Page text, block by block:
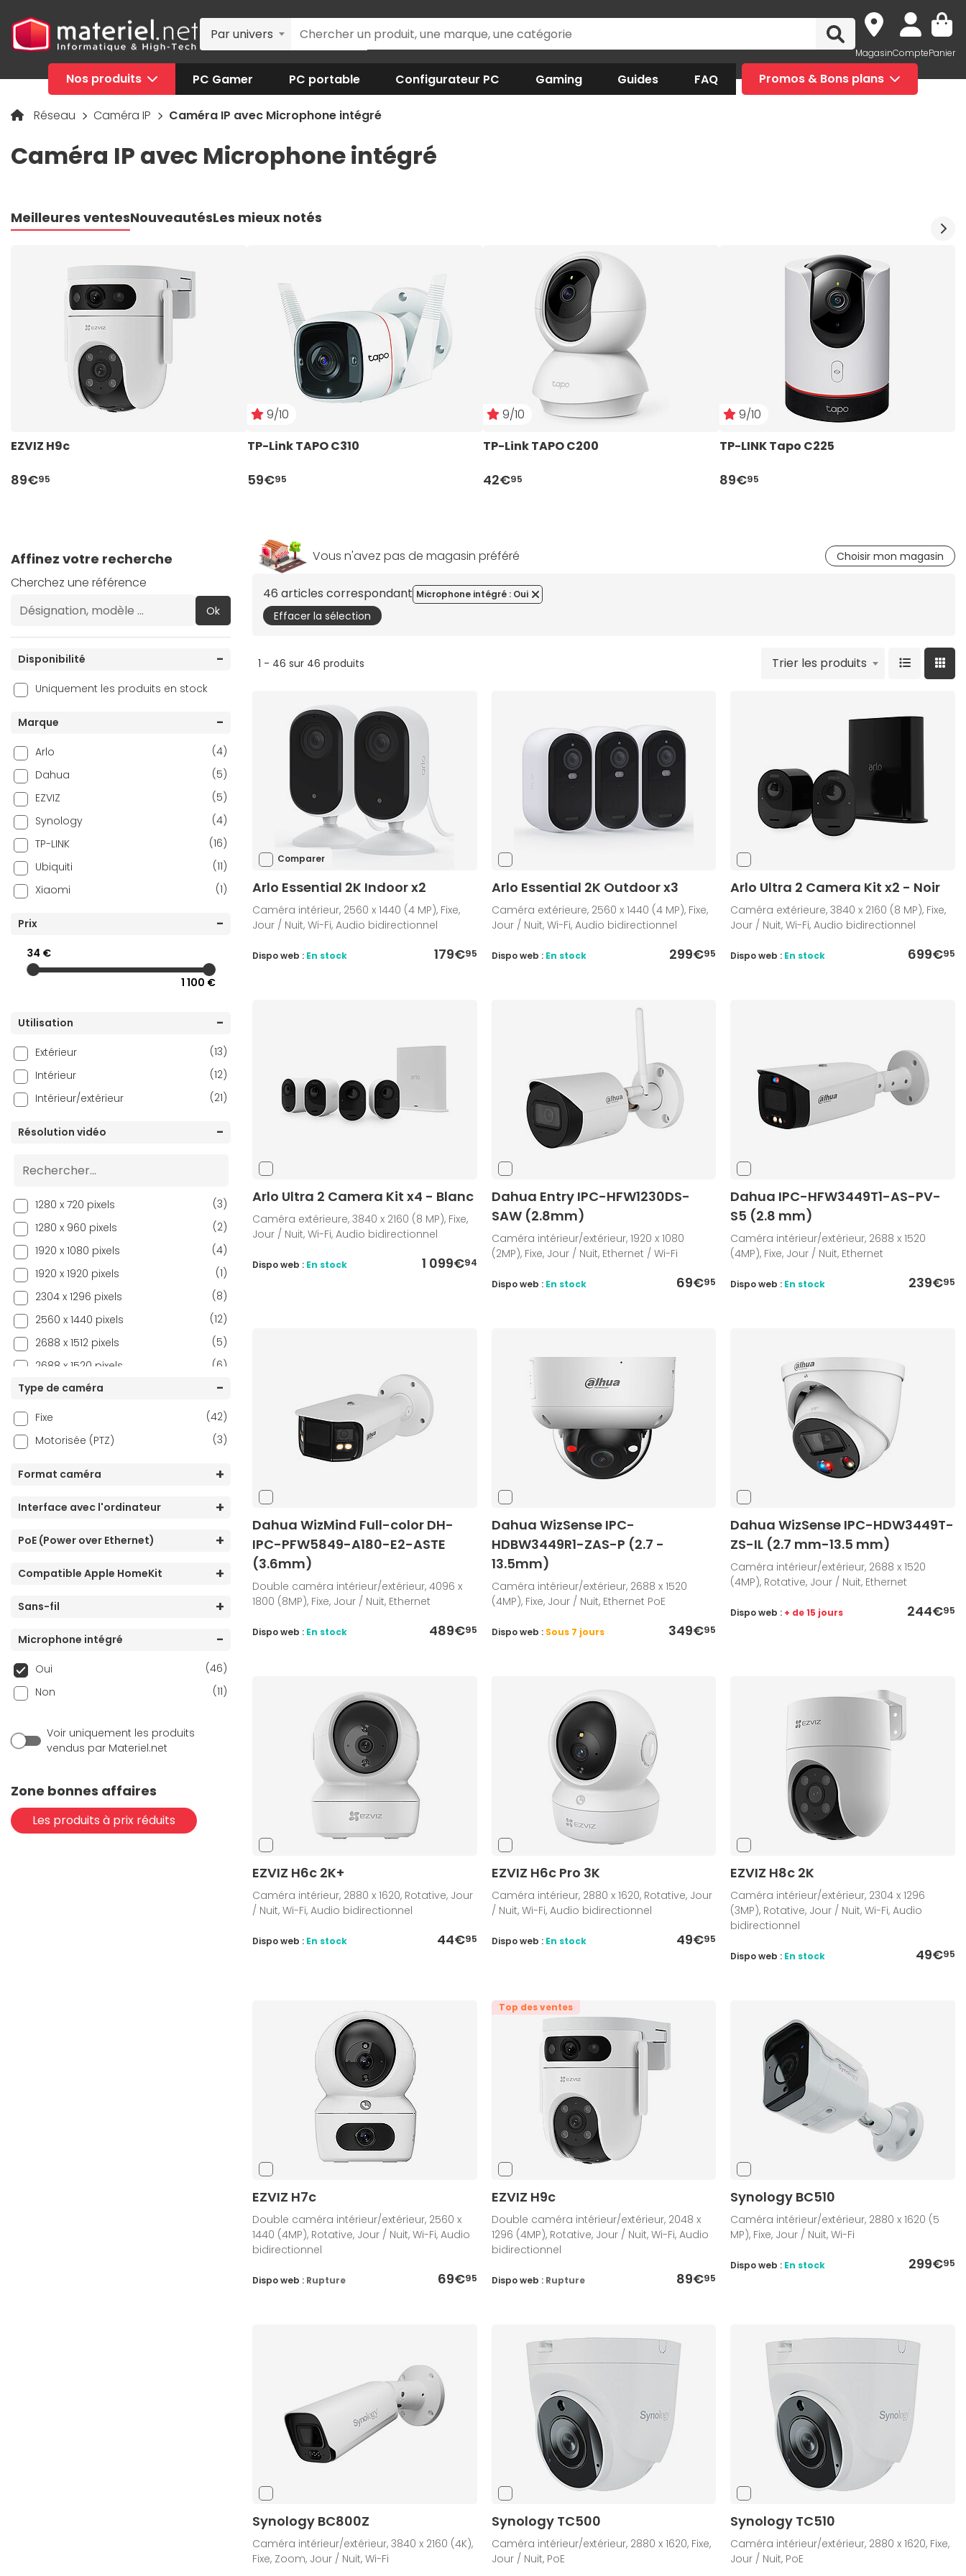
Par univers
MagasinComptePanier
Nos produits PC Gamer PC portable Configurateur PC Gaming Guides FAQ Promos & Bons plans
Réseau Caméra IP Caméra IP avec Microphone intégré
Caméra IP avec Microphone intégré
Meilleures ventesNouveautésLes mieux notés
EZVIZ H9c
89€95
9/10
TP-Link TAPO C310
59€95
9/10
TP-Link TAPO C200
42€95
9/10
TP-LINK Tapo C225
89€95
Affinez votre recherche
Cherchez une référence
Ok
Disponibilité
Uniquement les produits en stock
Marque
Arlo
(4)
Dahua
(5)
EZVIZ
(5)
Synology
(4)
TP-LINK
(16)
Ubiquiti
(11)
Xiaomi
(1)
Prix
34 €
1 100 €
Utilisation
Extérieur
(13)
Intérieur
(12)
Intérieur/extérieur
(21)
Résolution vidéo
1280 x 720 pixels
(3)
1280 x 960 pixels
(2)
1920 x 1080 pixels
(4)
1920 x 1920 pixels
(1)
2304 x 1296 pixels
(8)
2560 x 1440 pixels
(12)
2688 x 1512 pixels
(5)
2688 x 1520 pixels
(6)
2880 x 1620 pixels
(4)
3840 x 1080 pixels
(1)
3840 x 1680 pixels
(1)
4096 x 1800 pixels
(1)
640 x 360 pixels
(2)
Type de caméra
Fixe
(42)
Motorisée (PTZ)
(3)
Format caméra
Interface avec l'ordinateur
PoE (Power over Ethernet)
Compatible Apple HomeKit
Sans-fil
Microphone intégré
Oui
(46)
Non
(11)
Voir uniquement les produits
vendus par Materiel.net
Zone bonnes affaires
Les produits à prix réduits
Vous n'avez pas de magasin préféré Choisir mon magasin
46 articles correspondant
Effacer la sélection
Microphone intégré : Oui
1 - 46 sur 46 produits Trier les produits
Comparer
Arlo Essential 2K Indoor x2
Caméra intérieur, 2560 x 1440 (4 MP), Fixe,
Jour / Nuit, Wi-Fi, Audio bidirectionnel
179€95
Dispo web : En stock
Arlo Essential 2K Outdoor x3
Caméra extérieure, 2560 x 1440 (4 MP), Fixe,
Jour / Nuit, Wi-Fi, Audio bidirectionnel
299€95
Dispo web : En stock
Arlo Ultra 2 Camera Kit x2 - Noir
Caméra extérieure, 3840 x 2160 (8 MP), Fixe,
Jour / Nuit, Wi-Fi, Audio bidirectionnel
699€95
Dispo web : En stock
Arlo Ultra 2 Camera Kit x4 - Blanc
Caméra extérieure, 3840 x 2160 (8 MP), Fixe,
Jour / Nuit, Wi-Fi, Audio bidirectionnel
1 099€94
Dispo web : En stock
Dahua Entry IPC-HFW1230DS-
SAW (2.8mm)
Caméra intérieur/extérieur, 1920 x 1080
(2MP), Fixe, Jour / Nuit, Ethernet / Wi-Fi
69€95
Dispo web : En stock
Dahua IPC-HFW3449T1-AS-PV-
S5 (2.8 mm)
Caméra intérieur/extérieur, 2688 x 1520
(4MP), Fixe, Jour / Nuit, Ethernet
239€95
Dispo web : En stock
Dahua WizMind Full-color DH-
IPC-PFW5849-A180-E2-ASTE
(3.6mm)
Double caméra intérieur/extérieur, 4096 x
1800 (8MP), Fixe, Jour / Nuit, Ethernet
489€95
Dispo web : En stock
Dahua WizSense IPC-
HDBW3449R1-ZAS-P (2.7 -
13.5mm)
Caméra intérieur/extérieur, 2688 x 1520
(4MP), Fixe, Jour / Nuit, Ethernet PoE
349€95
Dispo web : Sous 7 jours
Dahua WizSense IPC-HDW3449T-
ZS-IL (2.7 mm-13.5 mm)
Caméra intérieur/extérieur, 2688 x 1520
(4MP), Rotative, Jour / Nuit, Ethernet
244€95
Dispo web : + de 15 jours
EZVIZ H6c 2K+
Caméra intérieur, 2880 x 1620, Rotative, Jour
/ Nuit, Wi-Fi, Audio bidirectionnel
44€95
Dispo web : En stock
EZVIZ H6c Pro 3K
Caméra intérieur, 2880 x 1620, Rotative, Jour
/ Nuit, Wi-Fi, Audio bidirectionnel
49€95
Dispo web : En stock
EZVIZ H8c 2K
Caméra intérieur/extérieur, 2304 x 1296
(3MP), Rotative, Jour / Nuit, Wi-Fi, Audio
bidirectionnel
49€95
Dispo web : En stock
EZVIZ H7c
Double caméra intérieur/extérieur, 2560 x
1440 (4MP), Rotative, Jour / Nuit, Wi-Fi, Audio
bidirectionnel
69€95
Dispo web : Rupture
Top des ventes
EZVIZ H9c
Double caméra intérieur/extérieur, 2048 x
1296 (4MP), Rotative, Jour / Nuit, Wi-Fi, Audio
bidirectionnel
89€95
Dispo web : Rupture
Synology BC510
Caméra intérieur/extérieur, 2880 x 1620 (5
MP), Fixe, Jour / Nuit, Wi-Fi
299€95
Dispo web : En stock
Synology BC800Z
Caméra intérieur/extérieur, 3840 x 2160 (4K),
Fixe, Zoom, Jour / Nuit, Wi-Fi
Synology TC500
Caméra intérieur/extérieur, 2880 x 1620, Fixe,
Jour / Nuit, PoE
Synology TC510
Caméra intérieur/extérieur, 2880 x 1620, Fixe,
Jour / Nuit, PoE